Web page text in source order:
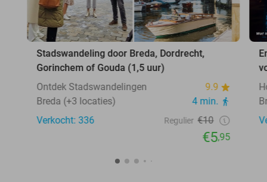
Stadswandeling door Breda, Dordrecht,
Gorinchem of Gouda (1,5 uur)
Ontdek Stadswandelingen
9.9
Breda (+3 locaties)
4 min.
Verkocht: 336
Regulier €10
€5,95